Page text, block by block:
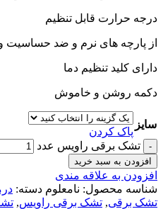
درجه حرارت قابل تنظیم
از پارچه های نرم و ضد حساسیت و
دارای کلید تنظیم دما
دکمه روشن و خاموش
سایز
پاک کردن
تشک برقی راویس عدد
افزودن به سبد خرید
افزودن به علاقه مندی
شناسه محصول: نامعلوم دسته:
تشک برقی, تشک برقی راویس,